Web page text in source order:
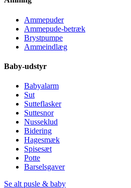
Ammepuder
Ammepude-betræk
Brystpumpe
Ammeindlæg
Baby-udstyr
Babyalarm
Sut
Sutteflasker
Suttesnor
Nusseklud
Bidering
Hagesmæk
Spisesæt
Potte
Barselsgaver
Se alt pusle & baby